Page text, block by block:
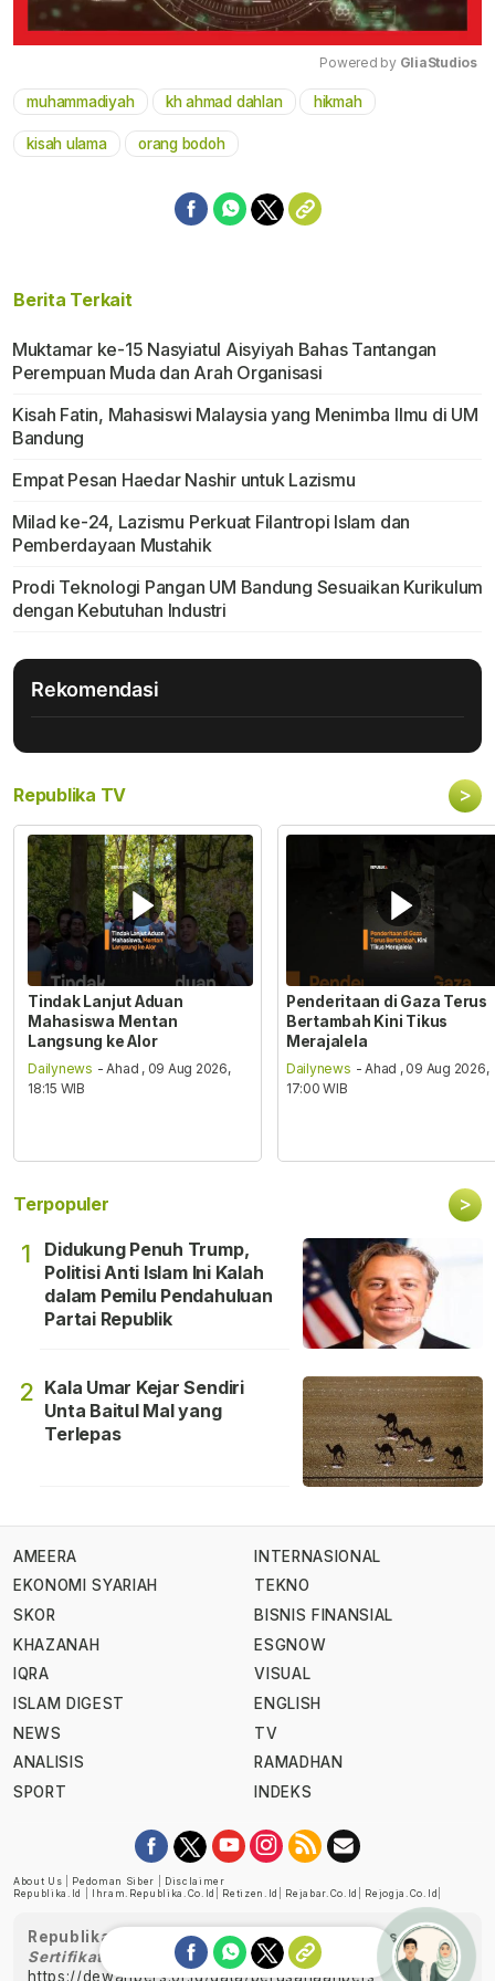
Powered by GliaStudios
muhammadiyah kh ahmad dahlan hikmah
kisah ulama orang bodoh
Berita Terkait
Muktamar ke-15 Nasyiatul Aisyiyah Bahas Tantangan
Perempuan Muda dan Arah Organisasi
Kisah Fatin, Mahasiswi Malaysia yang Menimba Ilmu di UM
Bandung
Empat Pesan Haedar Nashir untuk Lazismu
Milad ke-24, Lazismu Perkuat Filantropi Islam dan
Pemberdayaan Mustahik
Prodi Teknologi Pangan UM Bandung Sesuaikan Kurikulum
dengan Kebutuhan Industri
Rekomendasi
Republika TV >
Tindak Lanjut Aduan
Mahasiswa Mentan
Langsung ke Alor
Dailynews - Ahad , 09 Aug 2026,
18:15 WIB
Penderitaan di Gaza Terus
Bertambah Kini Tikus
Merajalela
Dailynews - Ahad , 09 Aug 2026,
17:00 WIB
Terpopuler >
1
Didukung Penuh Trump,
Politisi Anti Islam Ini Kalah
dalam Pemilu Pendahuluan
Partai Republik
2 Kala Umar Kejar Sendiri
Unta Baitul Mal yang
Terlepas
AMEERA
EKONOMI SYARIAH
SKOR
KHAZANAH
IQRA
ISLAM DIGEST
NEWS
ANALISIS
SPORT
INTERNASIONAL
TEKNO
BISNIS FINANSIAL
ESGNOW
VISUAL
ENGLISH
TV
RAMADHAN
INDEKS
About Us Pedoman Siber
Disclaimer
Republika.id
Ihram.republika.co.id Retizen.id Rejabar.co.id Rejogja.co.id
Republika telah diverifikasi oleh Dewan Pers
Sertifikat Nomor 1058/DP-Verifikasi/K/XII/2022
https://dewanpers.or.id/data/perusahaanpers